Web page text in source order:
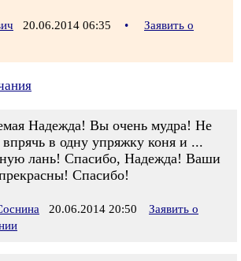
20.06.2014 06:35 •
Заявить о
Надежда! Вы очень мудра! Не
в одну упряжку коня и ...
лань! Спасибо, Надежда! Ваши
Спасибо!
20.06.2014 20:50
Заявить о